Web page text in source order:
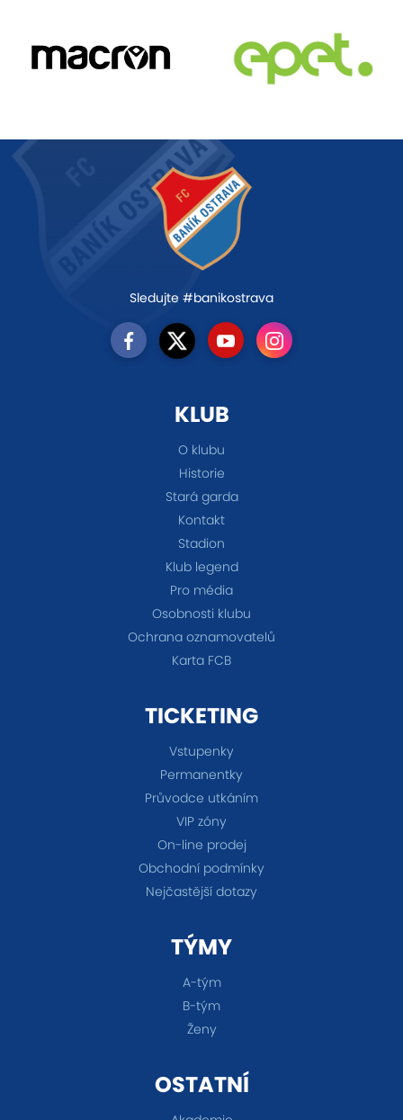
Sledujte #banikostrava
KLUB
O klubu
Historie
Stará garda
Kontakt
Stadion
Klub legend
Pro média
Osobnosti klubu
Ochrana oznamovatelů
Karta FCB
TICKETING
Vstupenky
Permanentky
Průvodce utkáním
VIP zóny
On-line prodej
Obchodní podmínky
Nejčastější dotazy
TÝMY
A-tým
B-tým
Ženy
OSTATNÍ